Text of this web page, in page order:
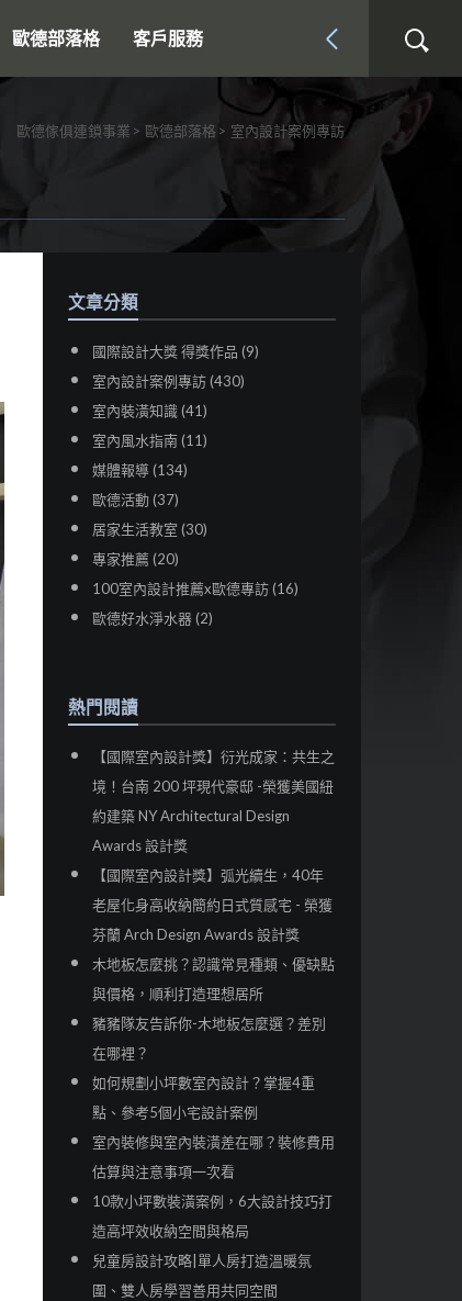
歐德部落格 客戶服務
歐德傢俱連鎖事業 歐德部落格 室內設計案例專訪
文章分類
國際設計大獎 得獎作品 (9)
室內設計案例專訪 (430)
室內裝潢知識 (41)
室內風水指南 (11)
媒體報導 (134)
歐德活動 (37)
居家生活教室 (30)
專家推薦 (20)
100室內設計推薦x歐德專訪 (16)
歐德好水淨水器 (2)
熱門閱讀
【國際室內設計獎】衍光成家：共生之
境！台南 200 坪現代豪邸 -榮獲美國紐
約建築 NY Architectural Design
Awards 設計獎
【國際室內設計獎】弧光續生，40年
老屋化身高收納簡約日式質感宅 - 榮獲
芬蘭 Arch Design Awards 設計獎
木地板怎麼挑？認識常見種類、優缺點
與價格，順利打造理想居所
豬豬隊友告訴你-木地板怎麼選？差別
在哪裡？
如何規劃小坪數室內設計？掌握4重
點、參考5個小宅設計案例
室內裝修與室內裝潢差在哪？裝修費用
估算與注意事項一次看
10款小坪數裝潢案例，6大設計技巧打
造高坪效收納空間與格局
兒童房設計攻略|單人房打造溫暖氛
圍、雙人房學習善用共同空間